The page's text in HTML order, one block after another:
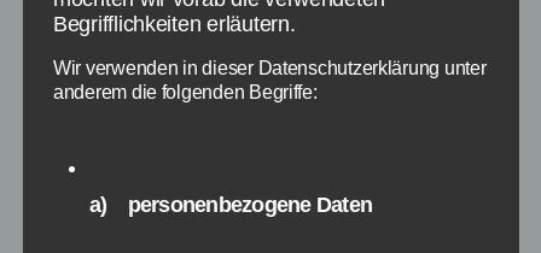
Nahrung abzubauen, um damit neue Gebäude,
Verteidigungsanlagen und Truppen
auszubilden oder Gebäude […]
Begrifflichkeiten erläutern.
Wir verwenden in dieser Datenschutzerklärung unter
anderem die folgenden Begriffe:
a) personenbezogene Daten